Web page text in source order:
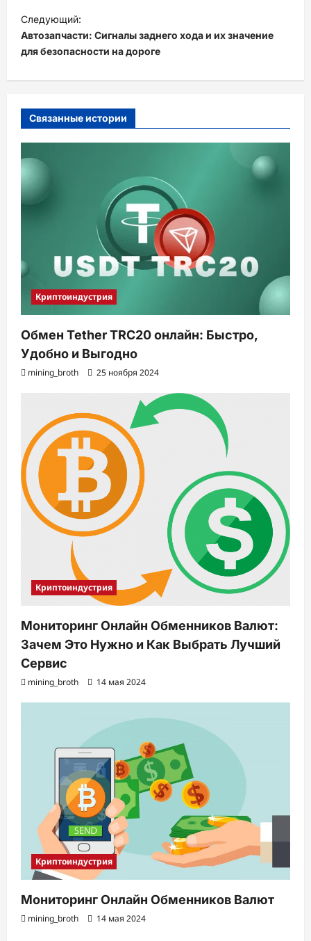
в
и
г
а
я
з
а
п
и
Следующий:
Автозапчасти: Сигналы заднего хода и их значение
для безопасности на дороге
Связанные истории
Криптоиндустрия
Обмен Tether TRC20 онлайн: Быстро,
Удобно и Выгодно
mining_broth 25 ноября 2024
Криптоиндустрия
Мониторинг Онлайн Обменников Валют:
Зачем Это Нужно и Как Выбрать Лучший
Сервис
mining_broth 14 мая 2024
Криптоиндустрия
Мониторинг Онлайн Обменников Валют
mining_broth 14 мая 2024